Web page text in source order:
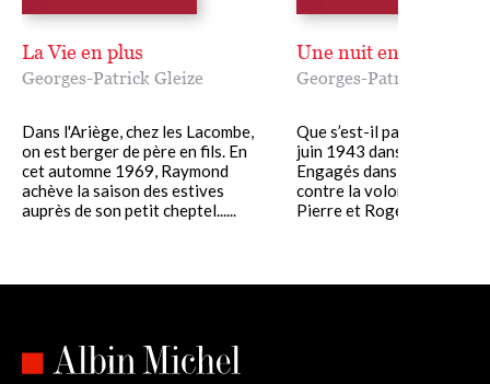
La Vie en plus
Georges-Patrick Gleize
Dans l'Ariège, chez les Lacombe,
on est berger de père en fils. En
cet automne 1969, Raymond
achève la saison des estives
auprès de son petit cheptel......
Une nuit en juin
Georges-Patrick Gleize
Que s’est-il passé cette
juin 1943 dans la
Engagés dans la
contre la volonté de leur
Pierre et Roger Barrès......